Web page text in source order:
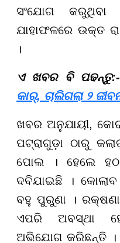
ସଂଯୋଗ
ଯାହାଫଳରେ ଉକ୍ତ
।
ଏ ଖବର ବି
କାର୍, ଚାଲିଗଲା ୨
ଖବର ଅନୁଯାୟୀ,
ପଟ୍ରାଗୁଡ଼ା ଠାରୁ
ପୋଲ । ହେଲେ
ଦବିଯାଇଛି ।
ବହୁ ପୁରୁଣା ।
ଏପରି ଅବସ୍ଥା
ଅଭିଯୋଗ କରିଛନ୍ତି ।